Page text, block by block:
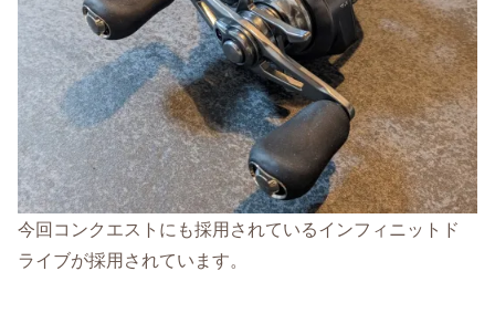
今回コンクエストにも採用されているインフィニットド
ライブが採用されています。